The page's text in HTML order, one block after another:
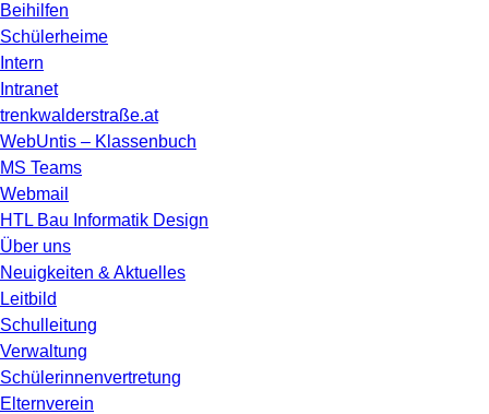
Beihilfen
Schülerheime
Intern
Intranet
trenkwalderstraße.at
WebUntis – Klassenbuch
MS Teams
Webmail
HTL Bau Informatik Design
Über uns
Neuigkeiten & Aktuelles
Leitbild
Schulleitung
Verwaltung
Schülerinnenvertretung
Elternverein